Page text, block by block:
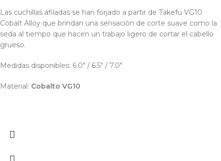
Las cuchillas afiladas se han forjado a partir de Takefu VG10
Cobalt Alloy que brindan una sensación de corte suave como la
seda al tiempo que hacen un trabajo ligero de cortar el cabello
grueso.
Medidas disponibles: 6.0" / 6.5" / 7.0"
Material: Cobalto VG10